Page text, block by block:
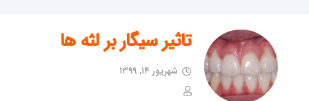
تاثیر سیگار بر لثه ها
شهریور ۱۴, ۱۳۹۹